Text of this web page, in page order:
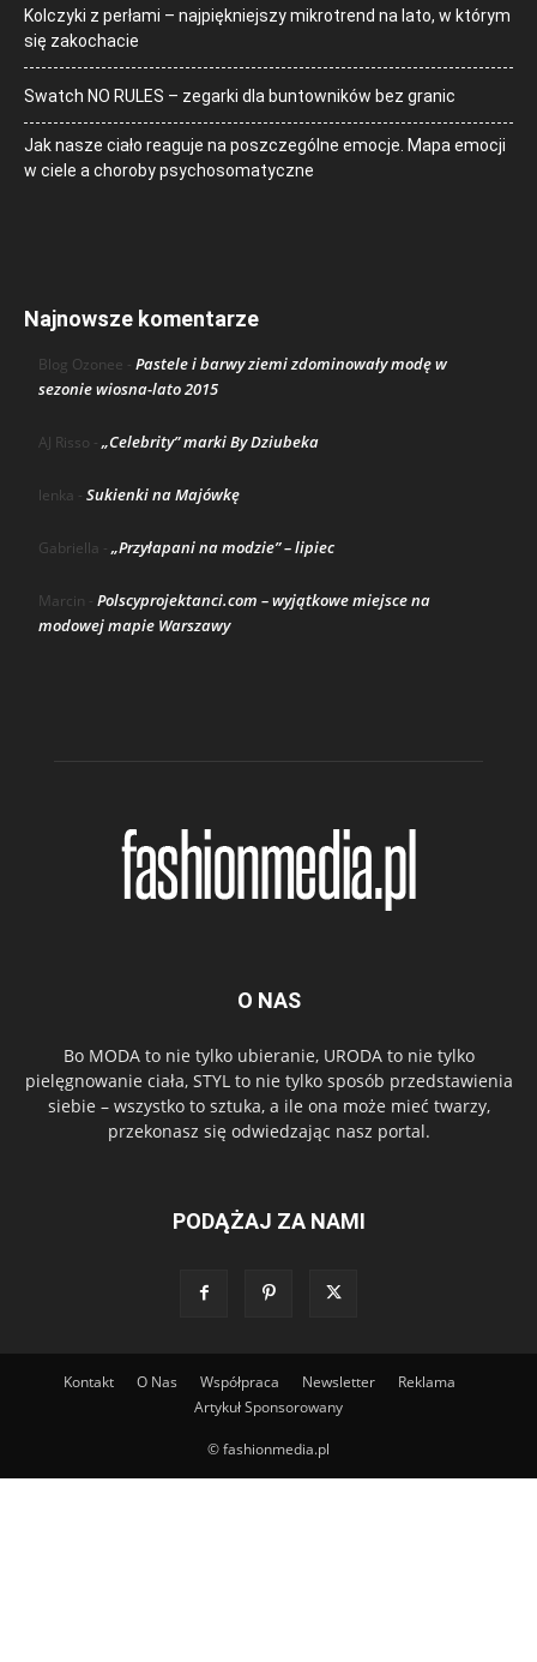
Kolczyki z perłami – najpiękniejszy mikrotrend na lato, w którym
się zakochacie
Swatch NO RULES – zegarki dla buntowników bez granic
Jak nasze ciało reaguje na poszczególne emocje. Mapa emocji
w ciele a choroby psychosomatyczne
Najnowsze komentarze
Blog Ozonee - Pastele i barwy ziemi zdominowały modę w
sezonie wiosna-lato 2015
AJ Risso - „Celebrity” marki By Dziubeka
lenka - Sukienki na Majówkę
Gabriella - „Przyłapani na modzie” – lipiec
Marcin - Polscyprojektanci.com – wyjątkowe miejsce na
modowej mapie Warszawy
O NAS
Bo MODA to nie tylko ubieranie, URODA to nie tylko
pielęgnowanie ciała, STYL to nie tylko sposób przedstawienia
siebie – wszystko to sztuka, a ile ona może mieć twarzy,
przekonasz się odwiedzając nasz portal.
PODĄŻAJ ZA NAMI
Kontakt O Nas Współpraca Newsletter
Reklama
Artykuł Sponsorowany
© fashionmedia.pl